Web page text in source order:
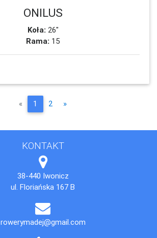
ONILUS
Koła: 26"
Rama: 15
«Poprzednia
1 2 »Następna
KONTAKT
38-440 Iwonicz
ul. Floriańska 167 B
rowerymadej@gmail.com